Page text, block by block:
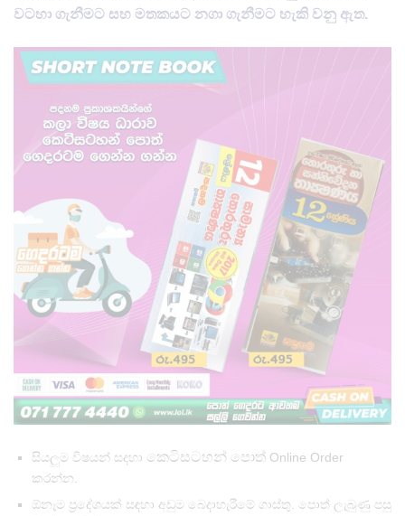
වටහා ගැනීමට සහ මතකයට නගා ගැනීමට හැකි වනු ඇත​.
සියලුම විෂයන් සදහා කෙටිසටහන් පොත් Online Order
කරන්න.
ඕනෑම ප්‍රදේශයක් සඳහා අඩුම බෙදාහැරීමේ ගාස්තු. පොත් ලැබුණු පසු